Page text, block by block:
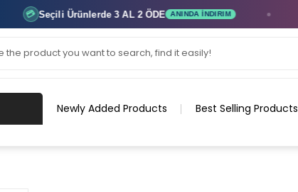
Seçili Ürünlerde3 AL 2 ÖDE ANINDA İNDIRIM
Newly Added Products Best Selling Products